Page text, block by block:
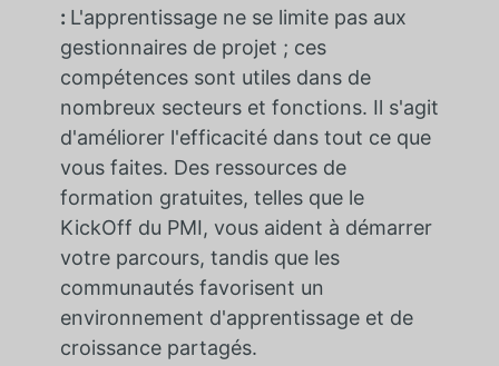
: L'apprentissage ne se limite pas aux
gestionnaires de projet ; ces
compétences sont utiles dans de
nombreux secteurs et fonctions. Il s'agit
d'améliorer l'efficacité dans tout ce que
vous faites. Des ressources de
formation gratuites, telles que le
KickOff du PMI, vous aident à démarrer
votre parcours, tandis que les
communautés favorisent un
environnement d'apprentissage et de
croissance partagés.